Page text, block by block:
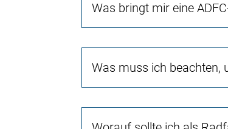
Was bringt mir eine
Was muss ich beachten,